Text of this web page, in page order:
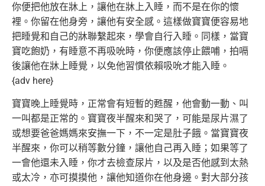
你便把他放在牀上，讓他在牀上入睡，而不是在你的懷
裡。 你留在他身旁，讓他有安全感。 這樣做寶寶便容易地
把睡覺和自己的牀聯繫起來，學會自行入睡。 同樣，當寶
寶吃飽奶，有睡意不再吸吮時，你便應該停止餵哺， 拍嗝
後讓他在牀上睡覺，以免他習慣依賴吸吮才能入睡。
{adv here}
寶寶晚上睡覺時，正常會有短暫的甦醒，他會動一動、 叫
一叫都是正常的。寶寶夜半醒來和哭了， 可能是尿片濕了
或想要爸爸媽媽來安撫一下，不一定是肚子餓。 當寶寶夜
半醒來，你可以稍等數分鐘，讓他自己再入睡； 如果等了
一會他還未入睡，你才去檢查尿片， 以及是否他感到太熱
或太冷，亦可摸摸他，讓他知道你在他身邊。 對大部分孩